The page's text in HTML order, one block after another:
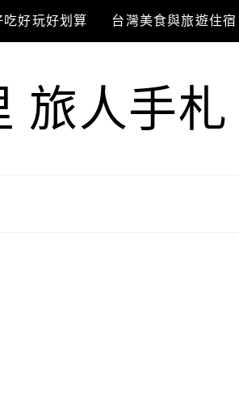
吃好玩好划算 台灣美食與旅遊住宿
旅人手札